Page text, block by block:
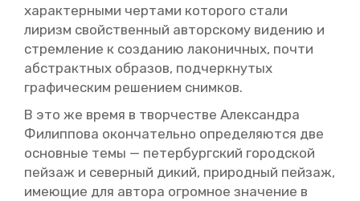
ха­рак­тер­ны­ми чер­та­ми ко­то­ро­го стали
ли­ризм свой­ствен­ный ав­тор­ско­му ви­де­нию и
стрем­ле­ние к со­зда­нию ла­ко­нич­ных, почти
аб­стракт­ных об­ра­зов, под­черк­ну­тых
гра­фи­че­ским ре­ше­ни­ем сним­ков.
В это же время в твор­че­стве Алек­сандра
Фи­лип­по­ва окон­ча­тель­но опре­де­ля­ют­ся две
ос­нов­ные темы — пе­тер­бург­ский го­род­ской
пей­заж и се­вер­ный дикий, при­род­ный пей­заж,
име­ю­щие для ав­то­ра огром­ное зна­че­ние в